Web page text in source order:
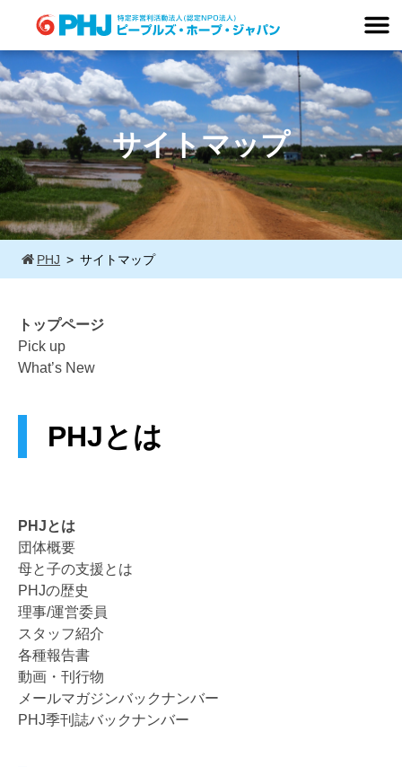
content
サイトマップ
PHJ サイトマップ
トップページ
Pick up
What’s New
PHJとは
PHJとは
団体概要
母と子の支援とは
PHJの歴史
理事/運営委員
スタッフ紹介
各種報告書
動画・刊行物
メールマガジンバックナンバー
PHJ季刊誌バックナンバー